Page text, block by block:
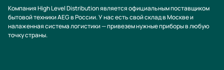
Компания High Level Distribution является официальным поставщиком
бытовой техники AEG в России. У нас есть свой склад в Москве и
налаженная система логистики — привезем нужные приборы в любую
точку страны.